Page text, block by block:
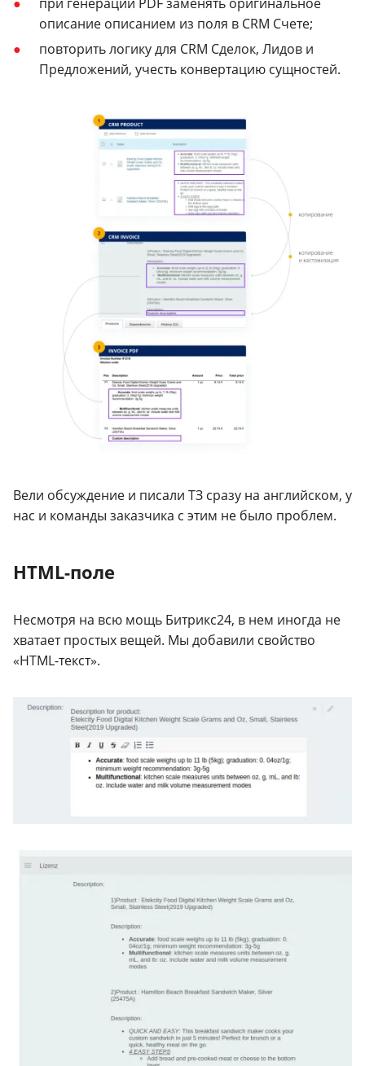
описание описанием из поля в CRM Счете;
повторить логику для CRM Сделок, Лидов и
Предложений, учесть конвертацию сущностей.
Вели обсуждение и писали ТЗ сразу на английском, у
нас и команды заказчика с этим не было проблем.
HTML-поле
Несмотря на всю мощь Битрикс24, в нем иногда не
хватает простых вещей. Мы добавили свойство
«HTML-текст».